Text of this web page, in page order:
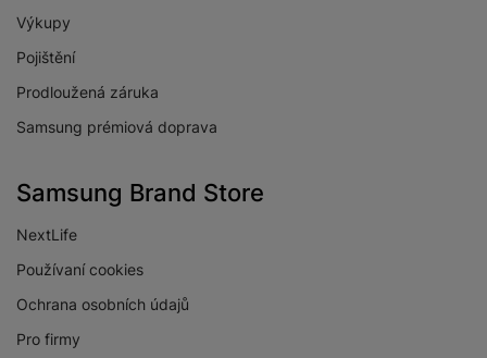
Výkupy
Pojištění
Prodloužená záruka
Samsung prémiová doprava
Samsung Brand Store
NextLife
Používaní cookies
Ochrana osobních údajů
Pro firmy